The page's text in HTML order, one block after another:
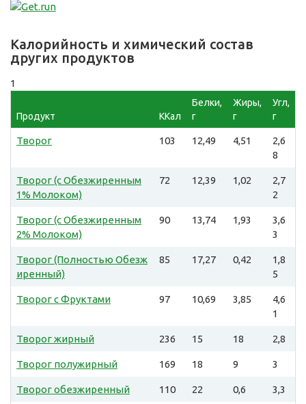
Калорийность и химический состав
других продуктов
1
Продукт ККал
Белки,
г
Жиры,
г
Угл,
г
Творог 103 12,49 4,51
2,6
8
Творог (с Обезжиренным
1% Молоком)
72 12,39 1,02
2,7
2
Творог (с Обезжиренным
2% Молоком)
90 13,74 1,93
3,6
3
Творог (Полностью Обезж
иренный)
85 17,27 0,42
1,8
5
Творог с Фруктами 97 10,69 3,85
4,6
1
Творог жирный 236 15 18 2,8
Творог полужирный 169 18 9 3
Творог обезжиренный 110 22 0,6 3,3